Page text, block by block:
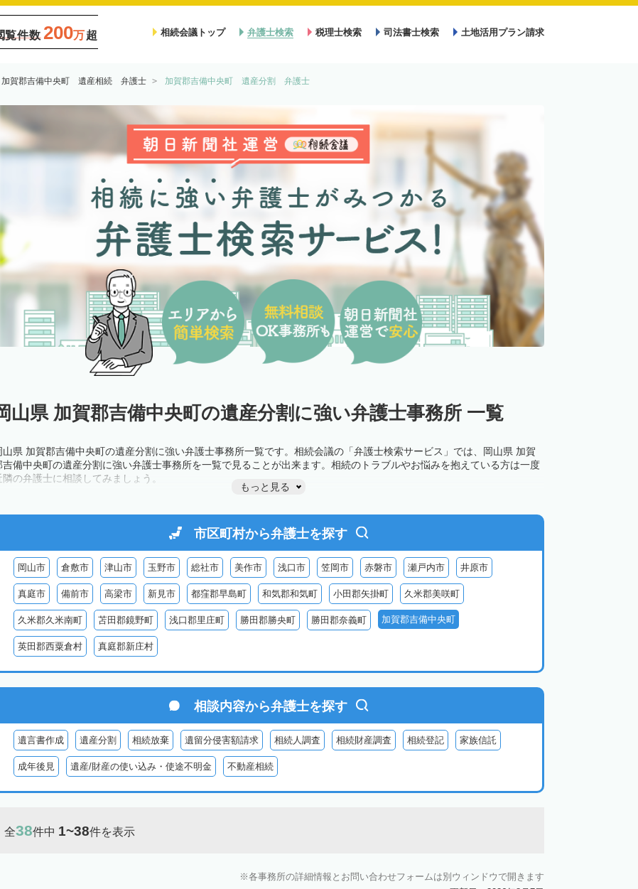
覧件数 200万超 相続会議トップ 弁護士検索 税理士検索 司法書士検索 土地活用プラン請求
加賀郡吉備中央町 遺産相続 弁護士 加賀郡吉備中央町 遺産分割 弁護士
山県 加賀郡吉備中央町の遺産分割に強い弁護士事務所 一覧
山県 加賀郡吉備中央町の遺産分割に強い弁護士事務所一覧です。相続会議の「弁護士検索サービス」では、岡山県 加賀
吉備中央町の遺産分割に強い弁護士事務所を一覧で見ることが出来ます。相続のトラブルやお悩みを抱えている方は一度
隣の弁護士に相談してみましょう。
もっと見る
市区町村から弁護士を探す
岡山市 倉敷市 津山市 玉野市 総社市 美作市 浅口市 笠岡市 赤磐市 瀬戸内市 井原市
真庭市 備前市 高梁市 新見市 都窪郡早島町 和気郡和気町 小田郡矢掛町 久米郡美咲町
久米郡久米南町 苫田郡鏡野町 浅口郡里庄町 勝田郡勝央町 勝田郡奈義町 加賀郡吉備中央町
英田郡西粟倉村 真庭郡新庄村
相談内容から弁護士を探す
遺言書作成 遺産分割 相続放棄 遺留分侵害額請求 相続人調査 相続財産調査 相続登記 家族信託
成年後見 遺産/財産の使い込み・使途不明金 不動産相続
全38件中 1~38件を表示
各事務所の詳細情報とお問い合わせフォームは別ウィンドウで開きます